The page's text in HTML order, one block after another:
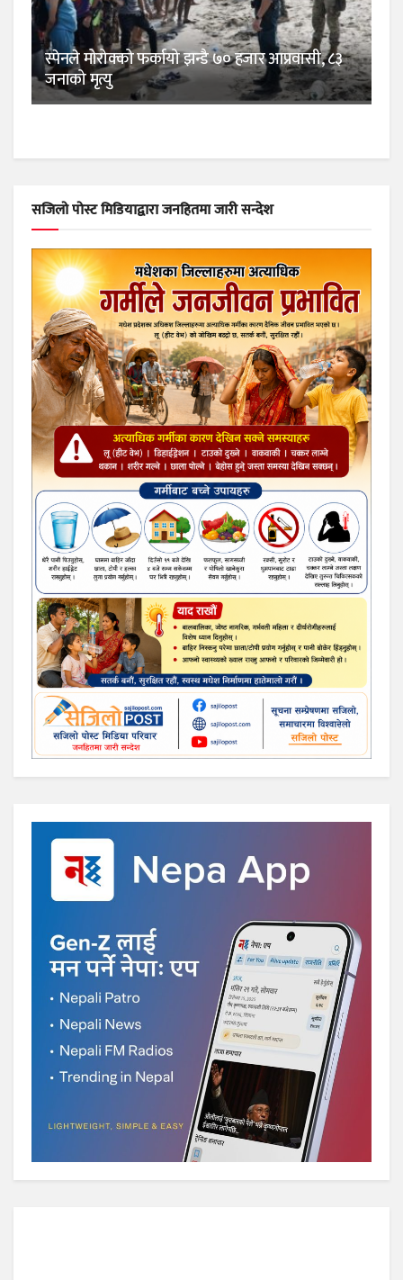
स्पेनले मोरोक्को फर्कायो झन्डै ७० हजार आप्रवासी, ८३
जनाको मृत्यु
सजिलो पोस्ट मिडियाद्वारा जनहितमा जारी सन्देश